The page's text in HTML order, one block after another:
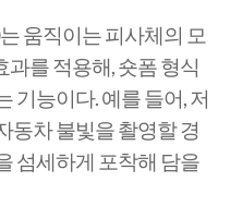
는 움직이는 피사체의 모
를 적용해, 숏폼 형식
기능이다. 예를 들어, 저
동차 불빛을 촬영할 경
섬세하게 포착해 담을